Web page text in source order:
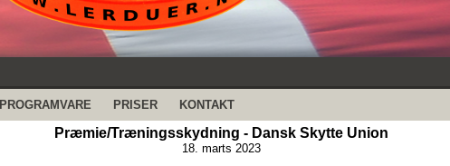
PROGRAMVARE PRISER KONTAKT
Præmie/Træningsskydning - Dansk Skytte Union
18. marts 2023